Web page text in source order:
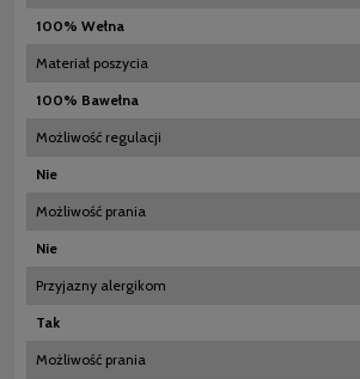
100% Wełna
Materiał poszycia
100% Bawełna
Możliwość regulacji
Nie
Możliwość prania
Nie
Przyjazny alergikom
Tak
Możliwość prania